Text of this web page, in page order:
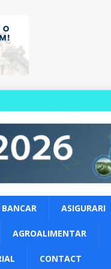
ASIGURARI
AGROALIMENTAR
CONTACT